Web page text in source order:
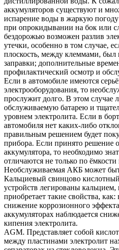
аккумуляторов существуют и
испарение воды в жаркую погоду
при опрокидывании на бок или
бездорожью возможен разлив
утечки, особенно в том случае,
плоскость, между клеммами, был
заправки; дополнительные
профилактический осмотр и
Если в автомобиле имеются
электрооборудования, то
прослужит долго. В этом случае
обслуживаемую батарею и
уровнем электролита. Если в
автомобиля нет каких-либо
правильным решением будет
прибора. Если принято решение
аккумулятора, то необходимо
отличаются не только по ёмкости
Необслуживаемая АКБ может
Кальциевый свинцово
устройств легированы кальцием,
приобретает такие свойства, как:
снижение коррозионного
аккумуляторах наблюдается
кипения электролита.
AGM. Представляет собой
между пластинами электролит